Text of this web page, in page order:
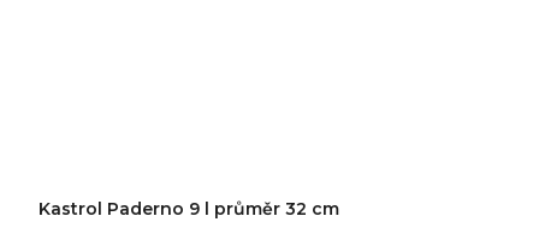
Kastrol Paderno 9 l průměr 32 cm